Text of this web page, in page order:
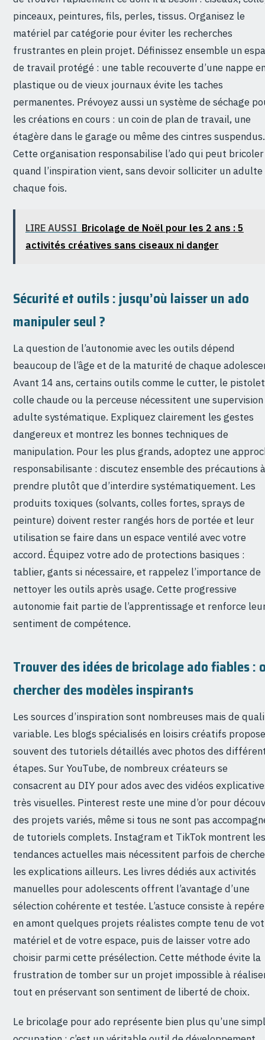
pinceaux, peintures, fils, perles, tissus. Organisez le
matériel par catégorie pour éviter les recherches
frustrantes en plein projet. Définissez ensemble un
de travail protégé : une table recouverte d’une nappe
plastique ou de vieux journaux évite les taches
permanentes. Prévoyez aussi un système de séchage
les créations en cours : un coin de plan de travail, une
étagère dans le garage ou même des cintres suspendus.
Cette organisation responsabilise l’ado qui peut bricoler
quand l’inspiration vient, sans devoir solliciter un adulte
chaque fois.
LIRE AUSSI Bricolage de Noël pour les 2 ans : 5
activités créatives sans ciseaux ni danger
Sécurité et outils : jusqu’où laisser un ado
manipuler seul ?
La question de l’autonomie avec les outils dépend
beaucoup de l’âge et de la maturité de chaque
Avant 14 ans, certains outils comme le cutter, le
colle chaude ou la perceuse nécessitent une supervision
adulte systématique. Expliquez clairement les gestes
dangereux et montrez les bonnes techniques de
manipulation. Pour les plus grands, adoptez une
responsabilisante : discutez ensemble des précautions à
prendre plutôt que d’interdire systématiquement. Les
produits toxiques (solvants, colles fortes, sprays de
peinture) doivent rester rangés hors de portée et leur
utilisation se faire dans un espace ventilé avec votre
accord. Équipez votre ado de protections basiques :
tablier, gants si nécessaire, et rappelez l’importance de
nettoyer les outils après usage. Cette progressive
autonomie fait partie de l’apprentissage et renforce
sentiment de compétence.
Trouver des idées de bricolage ado fiables :
chercher des modèles inspirants
Les sources d’inspiration sont nombreuses mais de
variable. Les blogs spécialisés en loisirs créatifs
souvent des tutoriels détaillés avec photos des
étapes. Sur YouTube, de nombreux créateurs se
consacrent au DIY pour ados avec des vidéos
très visuelles. Pinterest reste une mine d’or pour
des projets variés, même si tous ne sont pas
de tutoriels complets. Instagram et TikTok montrent les
tendances actuelles mais nécessitent parfois de
les explications ailleurs. Les livres dédiés aux activités
manuelles pour adolescents offrent l’avantage d’une
sélection cohérente et testée. L’astuce consiste à
en amont quelques projets réalistes compte tenu de
matériel et de votre espace, puis de laisser votre ado
choisir parmi cette présélection. Cette méthode évite la
frustration de tomber sur un projet impossible à
tout en préservant son sentiment de liberté de choix.
Le bricolage pour ado représente bien plus qu’une